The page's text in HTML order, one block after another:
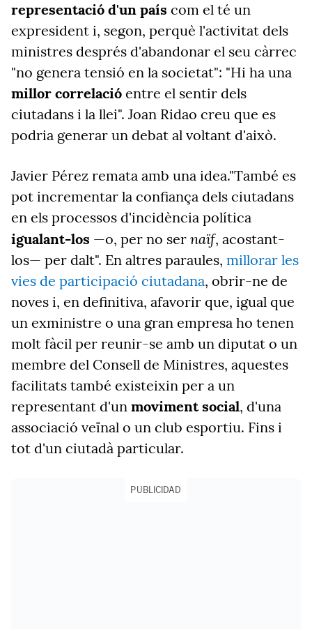
representació d'un país com el té un
expresident i, segon, perquè l'activitat dels
ministres després d'abandonar el seu càrrec
"no genera tensió en la societat": "Hi ha una
millor correlació entre el sentir dels
ciutadans i la llei". Joan Ridao creu que es
podria generar un debat al voltant d'això.
Javier Pérez remata amb una idea."També es
pot incrementar la confiança dels ciutadans
en els processos d'incidència política
igualant-los —o, per no ser naïf, acostant-
los— per dalt". En altres paraules, millorar les
vies de participació ciutadana, obrir-ne de
noves i, en definitiva, afavorir que, igual que
un exministre o una gran empresa ho tenen
molt fàcil per reunir-se amb un diputat o un
membre del Consell de Ministres, aquestes
facilitats també existeixin per a un
representant d'un moviment social, d'una
associació veïnal o un club esportiu. Fins i
tot d'un ciutadà particular.
PUBLICIDAD